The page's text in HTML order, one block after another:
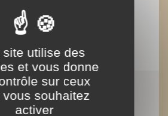
Icones arabes
site utilise des
et vous donne
sur ceux
vous souhaitez
activer